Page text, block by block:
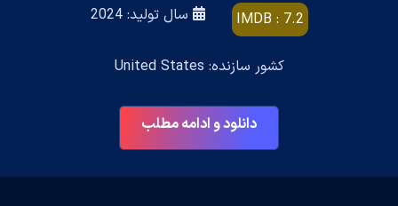
IMDB : 7.2 سال تولید: 2024
کشور سازنده: United States
دانلود و ادامه مطلب